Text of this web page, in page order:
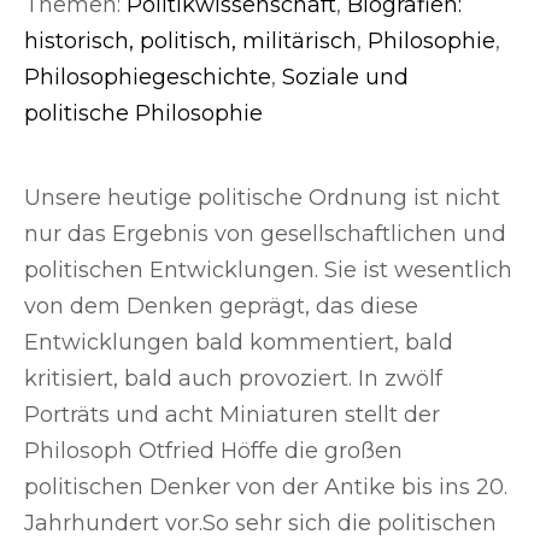
historisch, politisch, militärisch, Philosophie,
Philosophiegeschichte, Soziale und
politische Philosophie
Unsere heutige politische Ordnung ist nicht
nur das Ergebnis von gesellschaftlichen und
politischen Entwicklungen. Sie ist wesentlich
von dem Denken geprägt, das diese
Entwicklungen bald kommentiert, bald
kritisiert, bald auch provoziert. In zwölf
Porträts und acht Miniaturen stellt der
Philosoph Otfried Höffe die großen
politischen Denker von der Antike bis ins 20.
Jahrhundert vor.So sehr sich die politischen